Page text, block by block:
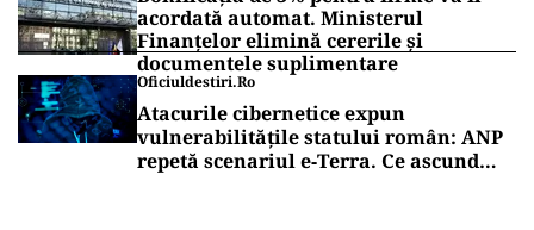
acordată automat. Ministerul
Finanțelor elimină cererile și
documentele suplimentare
Oficiuldestiri.ro
Atacurile cibernetice expun
vulnerabilitățile statului român: ANP
repetă scenariul e‑Terra. Ce ascund